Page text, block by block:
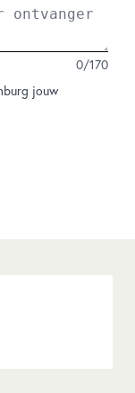
0/170
jouw